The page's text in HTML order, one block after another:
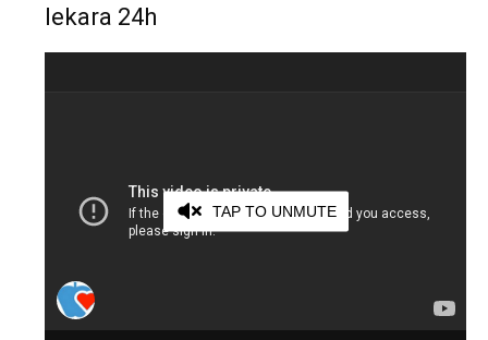
lekara 24h